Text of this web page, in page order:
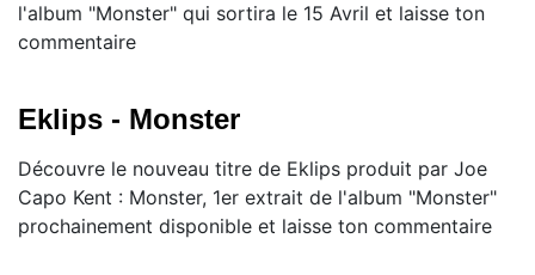
l'album "Monster" qui sortira le 15 Avril et laisse ton
commentaire
Eklips - Monster
Découvre le nouveau titre de Eklips produit par Joe
Capo Kent : Monster, 1er extrait de l'album "Monster"
prochainement disponible et laisse ton commentaire